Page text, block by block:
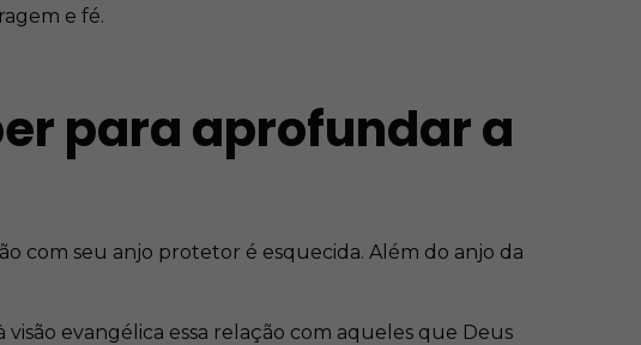
e fé.
para aprofundar a
com seu anjo protetor é esquecida. Além do anjo da
evangélica essa relação com aqueles que Deus